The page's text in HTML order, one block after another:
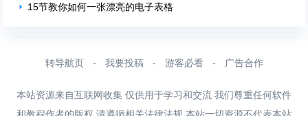
15节教你如何一张漂亮的电子表格
转导航页 - 我要投稿 - 游客必看 - 广告合作
本站资源来自互联网收集 仅供用于学习和交流 我们尊重任何软件